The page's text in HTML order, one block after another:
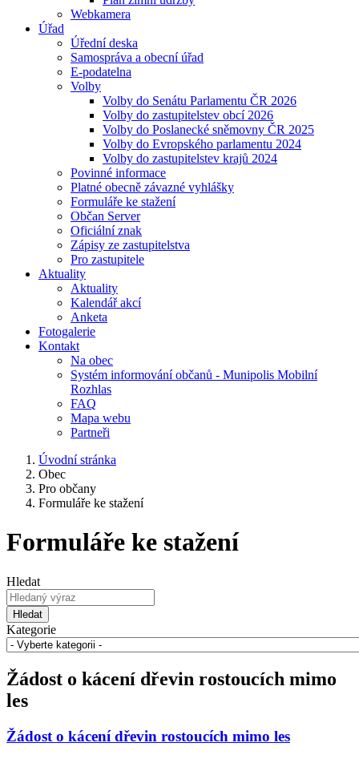
Webkamera
Úřad
Úřední deska
Samospráva a obecní úřad
E-podatelna
Volby
Volby do Senátu Parlamentu ČR 2026
Volby do zastupitelstev obcí 2026
Volby do Poslanecké sněmovny ČR 2025
Volby do Evropského parlamentu 2024
Volby do zastupitelstev krajů 2024
Povinné informace
Platné obecně závazné vyhlášky
Formuláře ke stažení
Občan Server
Oficiální znak
Zápisy ze zastupitelstva
Pro zastupitele
Aktuality
Aktuality
Kalendář akcí
Anketa
Fotogalerie
Kontakt
Na obec
Systém informování občanů - Munipolis Mobilní
Rozhlas
FAQ
Mapa webu
Partneři
Úvodní stránka
Obec
Pro občany
Formuláře ke stažení
Formuláře ke stažení
Hledat
Hledat
Kategorie
Žádost o kácení dřevin rostoucích mimo
les
Žádost o kácení dřevin rostoucích mimo les